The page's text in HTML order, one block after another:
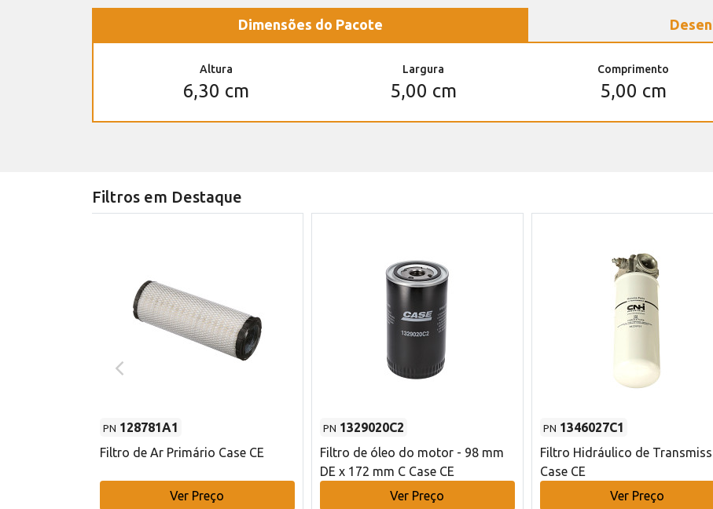
Dimensões do Pacote
Altura
6,30 cm
Largura
5,00 cm
Comprimento
5,00 cm
Filtros em Destaque
PN 128781A1
Filtro de Ar Primário Case CE
Ver Preço
PN 1329020C2
Filtro de óleo do motor - 98 mm
DE x 172 mm C Case CE
Ver Preço
PN 1346027C1
Filtro Hidráulico de
Case CE
Ver Preço